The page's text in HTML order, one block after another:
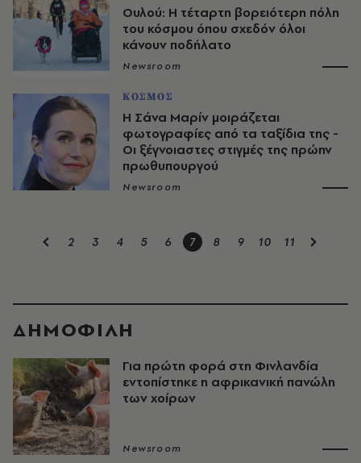
Ουλού: H τέταρτη βορειότερη πόλη
του κόσμου όπου σχεδόν όλοι
κάνουν ποδήλατο
Newsroom
ΚΟΣΜΟΣ
Η Σάνα Μαρίν μοιράζεται
φωτογραφίες από τα ταξίδια της -
Οι ξέγνοιαστες στιγμές της πρώην
πρωθυπουργού
Newsroom
2 3 4 5 6 7 8 9 10 11
ΔΗΜΟΦΙΛΗ
Για πρώτη φορά στη Φινλανδία
εντοπίστηκε η αφρικανική πανώλη
των χοίρων
Newsroom